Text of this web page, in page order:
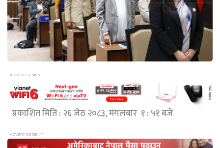
प्रकाशित मिति : २६ जेठ २०८३, मंगलबार १ : ५१ बजे